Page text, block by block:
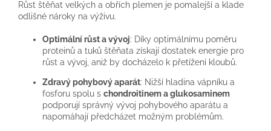
Růst štěňat velkých a obřích plemen je pomalejší a klade
odlišné nároky na výživu.
Optimální růst a vývoj: Díky optimálnímu poměru
proteinů a tuků štěňata získají dostatek energie pro
růst a vývoj, aniž by docházelo k přetížení kloubů.
Zdravý pohybový aparát: Nižší hladina vápníku a
fosforu spolu s chondroitinem a glukosaminem
podporují správný vývoj pohybového aparátu a
napomáhají předcházet možným problémům.